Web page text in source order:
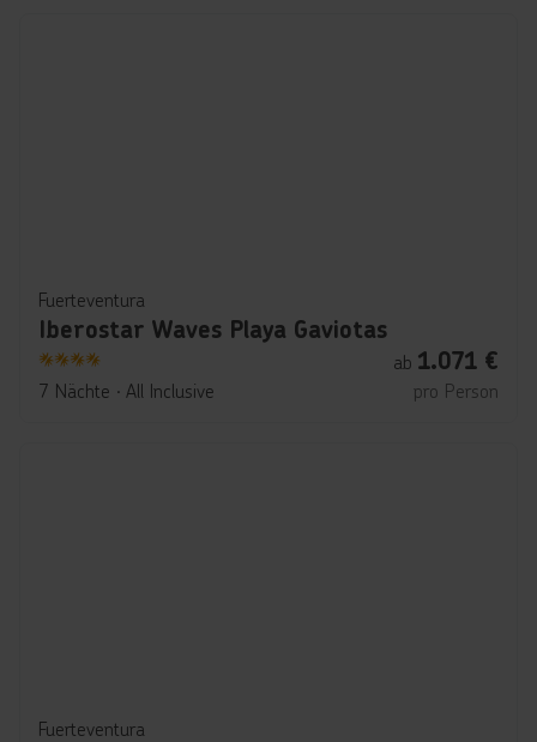
Fuerteventura
Iberostar Waves Playa Gaviotas
4
7 Nächte ∙ All Inclusive
ab 1.071 €
pro Person
Fuerteventura